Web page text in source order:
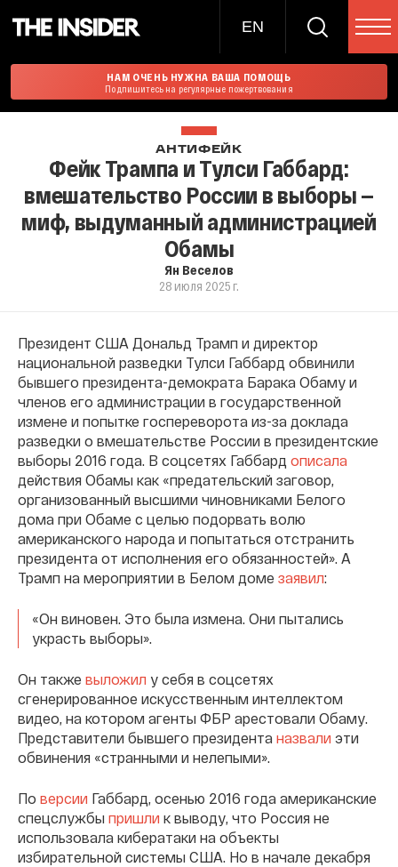
EN
НАМ ОЧЕНЬ НУЖНА ВАША ПОМОЩЬ
Подпишитесь на регулярные пожертвования
АНТИФЕЙК
Фейк Трампа и Тулси Габбард:
вмешательство России в выборы —
миф, выдуманный администрацией
Обамы
Ян Веселов
28 июля 2025 г.
Президент США Дональд Трамп и директор
национальной разведки Тулси Габбард обвинили
бывшего президента-демократа Барака Обаму и
членов его администрации в государственной
измене и попытке госпереворота из-за доклада
разведки о вмешательстве России в президентские
выборы 2016 года. В соцсетях Габбард описала
действия Обамы как «предательский заговор,
организованный высшими чиновниками Белого
дома при Обаме с целью подорвать волю
американского народа и попытаться отстранить
президента от исполнения его обязанностей». А
Трамп на мероприятии в Белом доме заявил:
«Он виновен. Это была измена. Они пытались
украсть выборы».
Он также выложил у себя в соцсетях
сгенерированное искусственным интеллектом
видео, на котором агенты ФБР арестовали Обаму.
Представители бывшего президента назвали эти
обвинения «странными и нелепыми».
По версии Габбард, осенью 2016 года американские
спецслужбы пришли к выводу, что Россия не
использовала кибератаки на объекты
избирательной системы США. Но в начале декабря